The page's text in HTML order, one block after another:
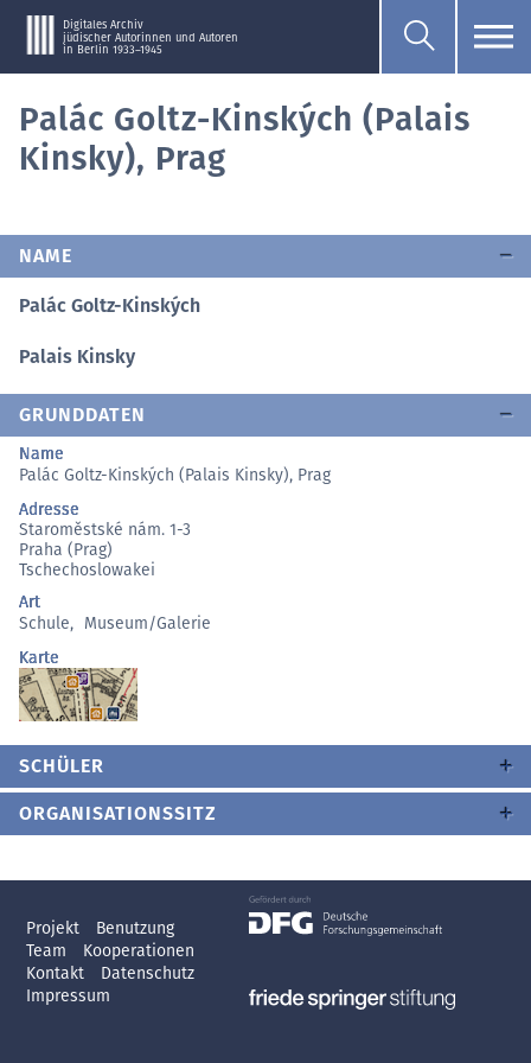
Digitales Archiv
jüdischer Autorinnen und Autoren
in Berlin 1933–1945
Palác Goltz-Kinských (Palais
Kinsky), Prag
NAME
Palác Goltz-Kinských
Palais Kinsky
GRUNDDATEN
Name
Palác Goltz-Kinských (Palais Kinsky), Prag
Adresse
Staroměstské nám. 1-3
Praha (Prag)
Tschechoslowakei
Art
Schule, Museum/Galerie
Karte
SCHÜLER
ORGANISATIONSSITZ
Projekt
Benutzung
Team
Kooperationen
Kontakt
Datenschutz
Impressum